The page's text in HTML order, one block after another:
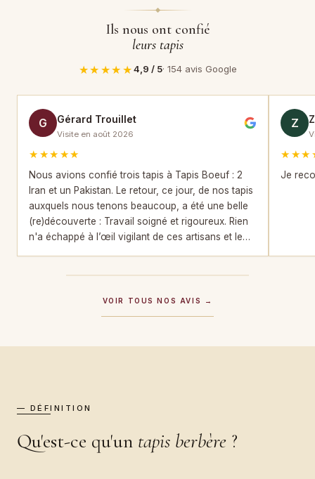
Ils nous ont confié
leurs tapis
★★★★★4,9 / 5· 154 avis Google
G Gérard Trouillet
Visite en août 2026
★★★★★
Nous avions confié trois tapis à Tapis Boeuf : 2
Iran et un Pakistan. Le retour, ce jour, de nos tapis
auxquels nous tenons beaucoup, a été une belle
(re)découverte : Travail soigné et rigoureux. Rien
n'a échappé à l’œil vigilant de ces artisans et le
Z
Je
VOIR TOUS NOS AVIS →
— DÉFINITION
Qu'est-ce qu'un tapis berbère ?